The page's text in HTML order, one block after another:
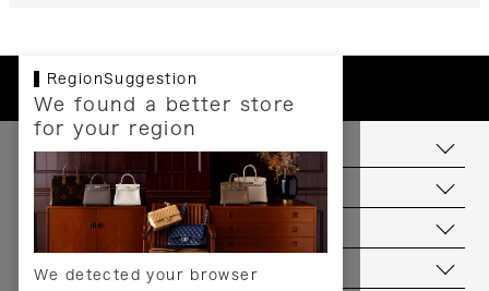
RegionSuggestion
We found a better store
for your region
We detected your browser
お支払いについて
配送について
送料について
返品について